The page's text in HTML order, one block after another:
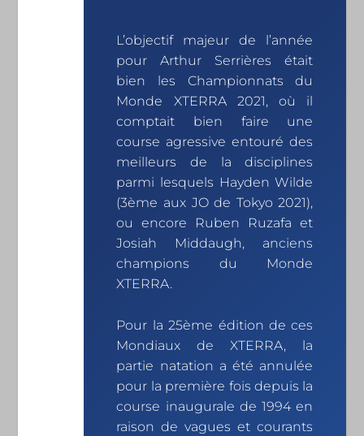
L’objectif majeur de l’année
pour Arthur Serrières était
bien les Championnats du
Monde XTERRA 2021, où il
comptait bien faire une
course agressive entouré des
meilleurs de la disciplines
parmi lesquels Hayden Wilde
(3ème aux JO de Tokyo 2021),
ou encore Ruben Ruzafa et
Josiah Middaugh, anciens
champions du Monde
XTERRA.
Pour la 25ème édition de ces
Mondiaux de XTERRA, la
partie natation a été annulée
pour la première fois depuis la
course inaugurale de 1994 en
raison de vagues et courants